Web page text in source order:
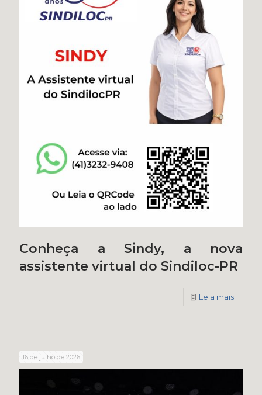
Conheça a Sindy, a nova
assistente virtual do Sindiloc-PR
Leia mais
16 de julho de 2026